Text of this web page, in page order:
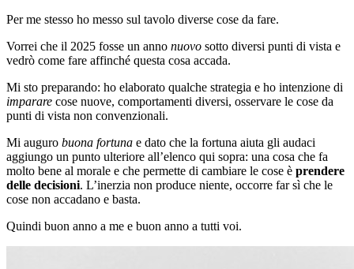
Per me stesso ho messo sul tavolo diverse cose da fare.
Vorrei che il 2025 fosse un anno nuovo sotto diversi punti di vista e
vedrò come fare affinché questa cosa accada.
Mi sto preparando: ho elaborato qualche strategia e ho intenzione di
imparare cose nuove, comportamenti diversi, osservare le cose da
punti di vista non convenzionali.
Mi auguro buona fortuna e dato che la fortuna aiuta gli audaci
aggiungo un punto ulteriore all’elenco qui sopra: una cosa che fa
molto bene al morale e che permette di cambiare le cose è prendere
delle decisioni. L’inerzia non produce niente, occorre far sì che le
cose non accadano e basta.
Quindi buon anno a me e buon anno a tutti voi.